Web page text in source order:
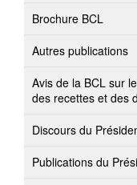
Brochure BCL
Autres publications
Avis de la BCL sur
des recettes et des
Discours du
Publications du